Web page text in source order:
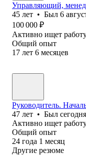
Управляющий,
45 лет • Был 6
100 000 ₽
Активно ищет
Общий опыт
17 лет 6 месяцев
Руководитель.
47 лет • Был сегодня
Активно ищет
Общий опыт
24 года 1 месяц
Другие резюме